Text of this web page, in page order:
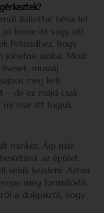
Bálinttal néha fel
jó lenne itt vagy ott
Petendhez, hogy
jöhetne szóba. Most
muszáj
meg kell
de ez majd csak
mi már itt fogjuk
minket. Ági már
az épület
velük kezdeni. Aztán
még formálódik.
a dolgokról, hogy